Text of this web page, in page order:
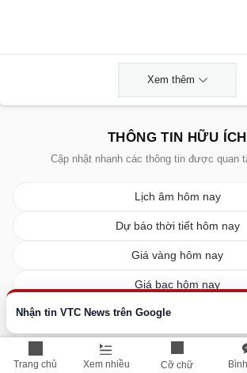
Trang chủ Xem nhiều Cỡ chữ
Nhận tin VTC News trên Google
Xem thêm
THÔNG TIN HỮU ÍCH
Cập nhật nhanh các thông tin được quan
Lịch âm hôm nay
Dự báo thời tiết hôm nay
Giá vàng hôm nay
Giá bạc hôm nay
Tỷ giá ngoại tệ
Giá xe ô tô